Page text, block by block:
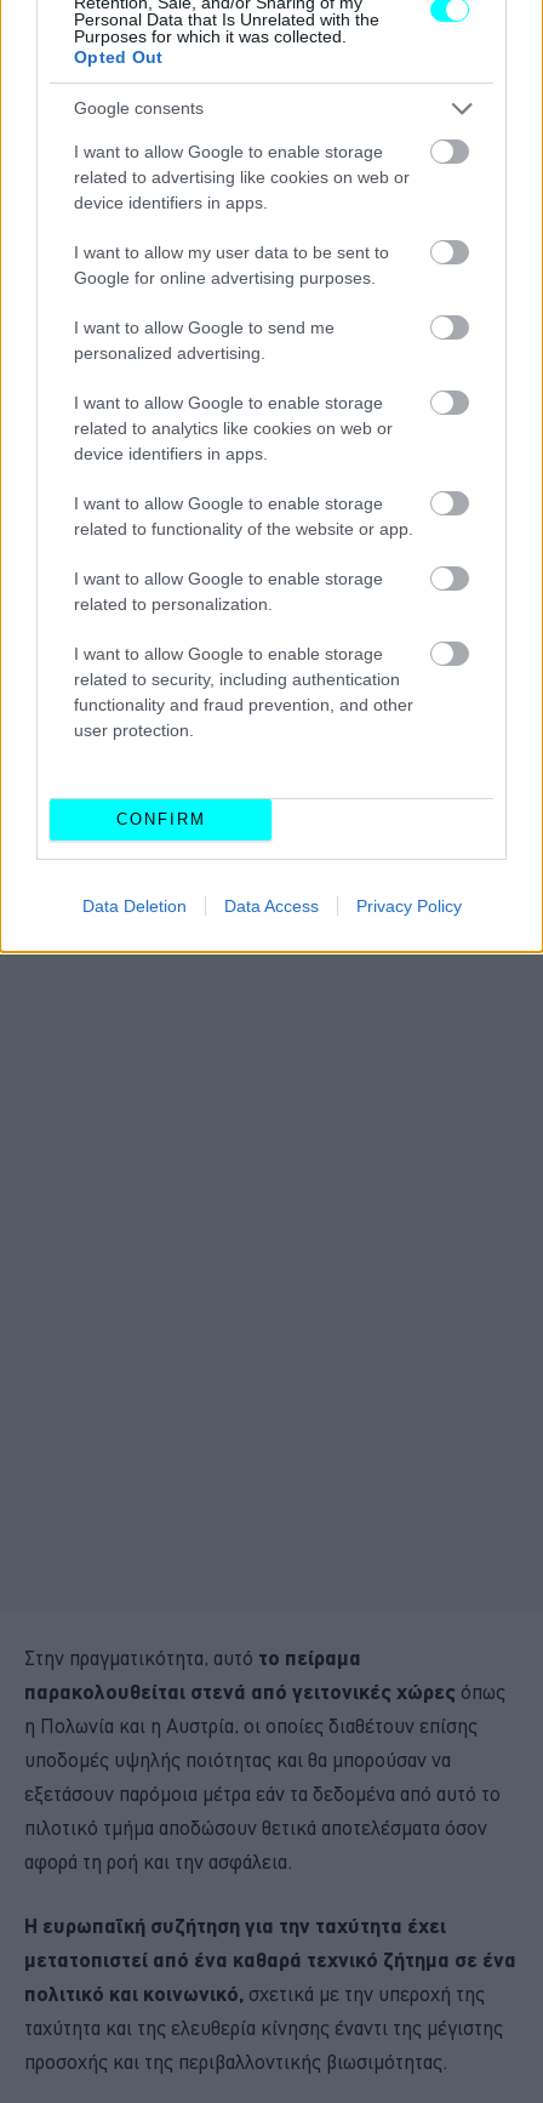
Personal Data that Is Unrelated with the
Purposes for which it was collected.
Opted Out
Google consents
I want to allow Google to enable storage
related to advertising like cookies on web or
device identifiers in apps.
I want to allow my user data to be sent to
Google for online advertising purposes.
I want to allow Google to send me
personalized advertising.
I want to allow Google to enable storage
related to analytics like cookies on web or
device identifiers in apps.
I want to allow Google to enable storage
related to functionality of the website or app.
I want to allow Google to enable storage
related to personalization.
I want to allow Google to enable storage
related to security, including authentication
functionality and fraud prevention, and other
user protection.
CONFIRM
Data Deletion Data Access Privacy Policy
από ένα ατύχημα με ταχύτητα 120 χλμ./ώρα.
Παρά τις επιφυλάξεις αυτές,
Μεταφορών υποστηρίζει ότι οι νέοι
χάρη στα ενισχυμένα
προστατευτικά κιγκλιδώματα και τη βελτιωμένη
οδόστρωση για καλύτερη πρόσφυση.
Επιπλέον,οι κανονισμοί απαιτούν τα οχήματα που
υποβάλλονται σε αυστηρούς τεχνικούς ελέγχους,
οχημάτων με πιο σύγχρονα και ασφαλέστερα μοντέλα που
ενσωματώνουν συστήματα υποβοήθησης του οδηγού ως
Στην πραγματικότητα, αυτό το πείραμα
παρακολουθείται στενά από γειτονικές χώρες όπως
η Πολωνία και η Αυστρία, οι οποίες διαθέτουν επίσης
υποδομές υψηλής ποιότητας και θα μπορούσαν να
εξετάσουν παρόμοια μέτρα εάν τα δεδομένα από αυτό το
πιλοτικό τμήμα αποδώσουν θετικά αποτελέσματα όσον
αφορά τη ροή και την ασφάλεια.
Η ευρωπαϊκή συζήτηση για την ταχύτητα έχει
μετατοπιστεί από ένα καθαρά τεχνικό ζήτημα σε ένα
πολιτικό και κοινωνικό, σχετικά με την υπεροχή της
ταχύτητα και της ελευθερία κίνησης έναντι της μέγιστης
προσοχής και της περιβαλλοντικής βιωσιμότητας.